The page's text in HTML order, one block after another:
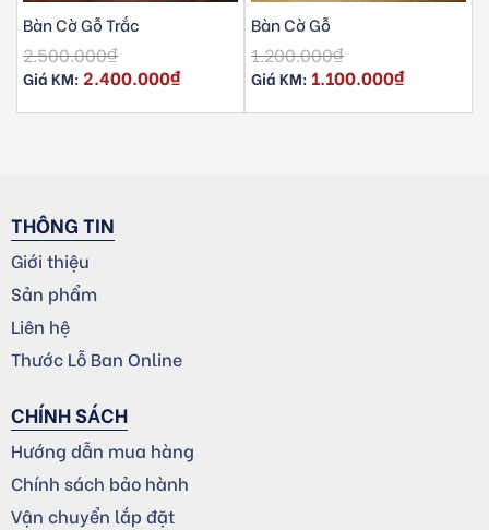
Bàn Cờ Gỗ Trắc
2.500.000₫
Giá KM: 2.400.000₫
Bàn Cờ Gỗ
1.200.000₫
Giá KM: 1.100.000₫
THÔNG TIN
Giới thiệu
Sản phẩm
Liên hệ
Thước Lỗ Ban Online
CHÍNH SÁCH
Hướng dẫn mua hàng
Chính sách bảo hành
Vận chuyển lắp đặt